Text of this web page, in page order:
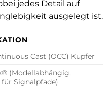
jedes Detail auf
ausgelegt ist.
Cast (OCC) Kupfer
(Modellabhängig,
Signalpfade)